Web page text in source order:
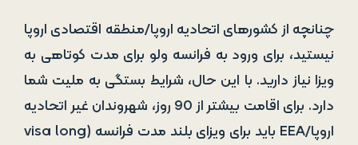
چنانچه از کشورهای اتحادیه اروپا/منطقه اقتصادی اروپا
نیستید، برای ورود به فرانسه ولو برای مدت کوتاهی به
ویزا نیاز دارید. با این حال، شرایط بستگی به ملیت شما
دارد. برای اقامت بیشتر از 90 روز، شهروندان غیر اتحادیه
اروپا/EEA باید برای ویزای بلند مدت فرانسه (visa long